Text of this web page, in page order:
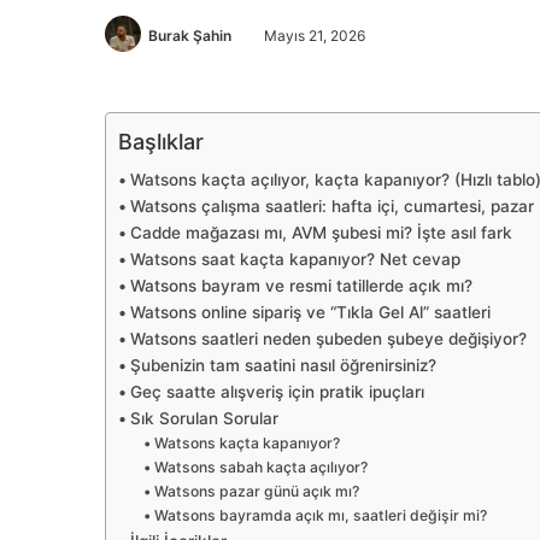
Burak Şahin Mayıs 21, 2026
Başlıklar
Watsons kaçta açılıyor, kaçta kapanıyor? (Hızlı tablo)
Watsons çalışma saatleri: hafta içi, cumartesi, pazar
Cadde mağazası mı, AVM şubesi mi? İşte asıl fark
Watsons saat kaçta kapanıyor? Net cevap
Watsons bayram ve resmi tatillerde açık mı?
Watsons online sipariş ve “Tıkla Gel Al” saatleri
Watsons saatleri neden şubeden şubeye değişiyor?
Şubenizin tam saatini nasıl öğrenirsiniz?
Geç saatte alışveriş için pratik ipuçları
Sık Sorulan Sorular
Watsons kaçta kapanıyor?
Watsons sabah kaçta açılıyor?
Watsons pazar günü açık mı?
Watsons bayramda açık mı, saatleri değişir mi?